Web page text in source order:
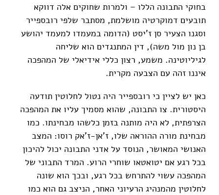
בחוקי התבונה הללו – ולמרות שחוקים אלה דווקא
תובעים דמוקרטיה מושלמת, מסתבר שלפי רובספייר
וסגנו הצעיר סן ז'יסט (הדומה במעמדו למעמד יהושע
בן נון מול משה), דין המתנגדים הוא שליחה
לגיליוטינה. משמע, רצון כללי אידיאלי של המהפכה
איננו זהה עם הצבעה מקרית.
כאן יש לציין כי רובספייר היה נטול לחלוטין תודעה
היסטורית. צו התבונה, שהוא מסמיך עליו את המהפכה
הצרפתית, לא היה מותנה בזמן כלשהו מבחינתו. כמו
מבחינת מורה ההוראה שלו, ז'אן-ז'אק רוסו: המצב
האנושי המאושר, הנוסד על אדני התבונה יכול להיכון
בכל רגע אם יטואטאו שוחרי הרוע. המרד התבוני של
המהפכה עשוי להתרחש בכל רגע, ובכך הוא שונה
לחלוטין מהמנהיג הרעיוני האחר, הניצב גם הוא כמו